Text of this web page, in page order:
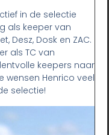
in de selectie
als keeper van
Desz, Dosk en ZAC.
als TC van
keepers naar
wensen Henrico veel
selectie!